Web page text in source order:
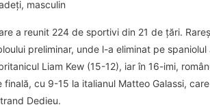
masculin
a reunit 224 de sportivi din 21 de țări.
preliminar, unde l-a eliminat pe
Liam Kew (15-12), iar în 16-imi,
cu 9-15 la italianul Matteo Galassi,
Dedieu.